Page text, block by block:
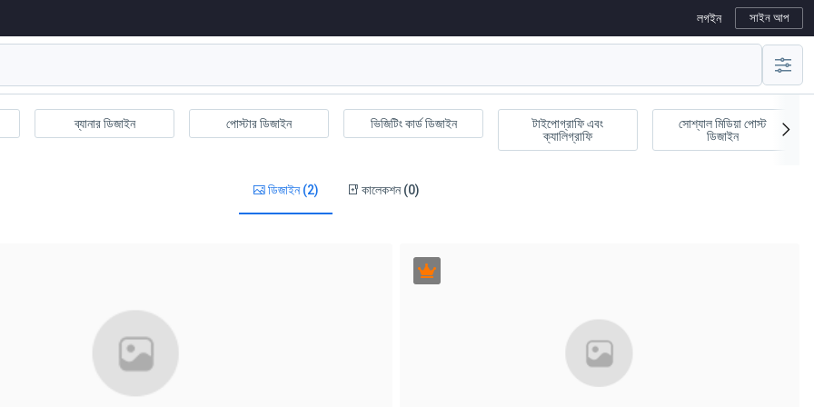
লগইন সাইন আপ
ব্যানার ডিজাইন পোস্টার ডিজাইন ভিজিটিং কার্ড ডিজাইন
টাইপোগ্রাফি এবং
ক্যালিগ্রাফি
সোশ্যাল মিডিয়া পোস্ট
ডিজাইন
ডিজাইন (2) কালেকশন (0)